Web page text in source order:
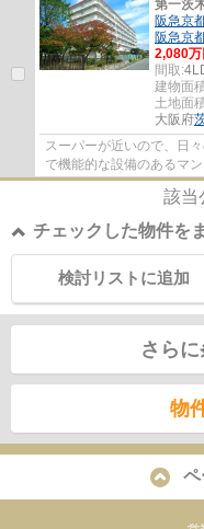
第一茨
阪急京
阪急京
2,080万
間取:
建物面
土地面
大阪府
スーパーが近いので、日
で機能的な設備のあるマ
専有面積が86.4㎡でご家
該当
チェックした物件を
検討リストに追加
さら
物
ペ